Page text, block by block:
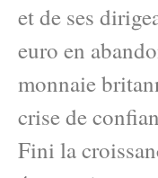
et de ses
euro en
monnaie
crise de
Fini la